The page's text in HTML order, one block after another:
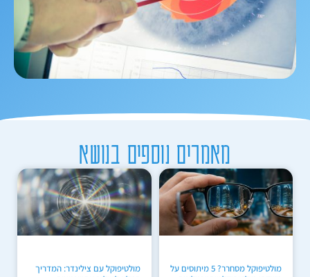
מאמרים נוספים בנושא
מולטיפוקל מסחרר? 5 מיתוסים על
מולטיפוקל עם צילינדר: המדריך